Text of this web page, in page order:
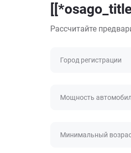
Рассчитайте
Город регистрации
Мощность
Минимальный